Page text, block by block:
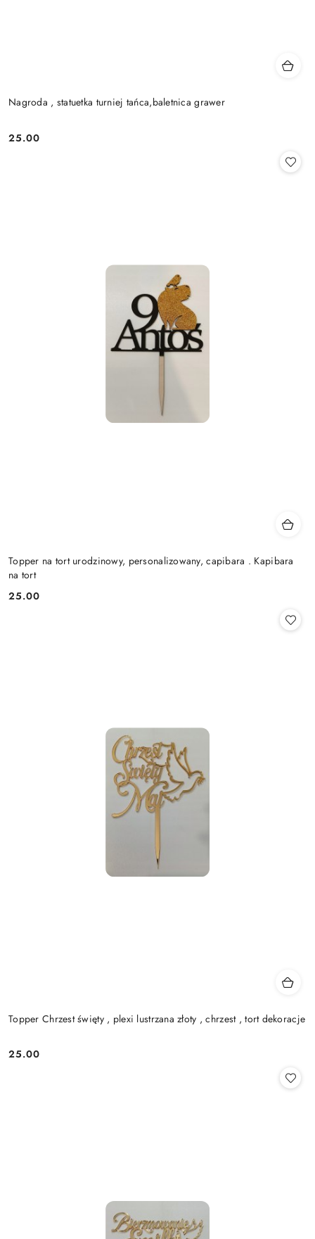
Nagroda , statuetka turniej tańca,baletnica grawer
Cena:
25.00
Topper na tort urodzinowy, personalizowany, capibara . Kapibara
na tort
Cena:
25.00
Topper Chrzest święty , plexi lustrzana złoty , chrzest , tort dekoracje
Cena:
25.00